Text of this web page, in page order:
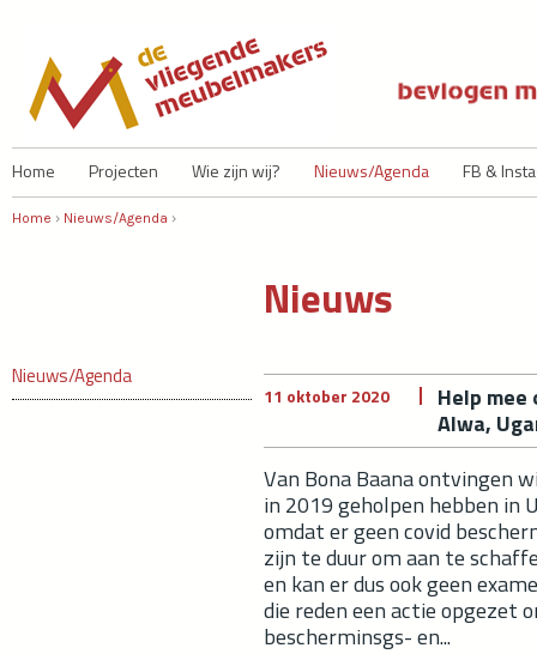
Home Projecten Wie zijn wij? Nieuws/Agenda FB &
U bent hier
Home › Nieuws/Agenda ›
Nieuws/Agenda
Nieuws
11 oktober 2020
Help
Alwa,
Van Bona Baana ontvingen
in 2019 geholpen hebben in
omdat er geen covid
zijn te duur om aan te
en kan er dus ook geen
die reden een actie opgezet
bescherminsgs- en...